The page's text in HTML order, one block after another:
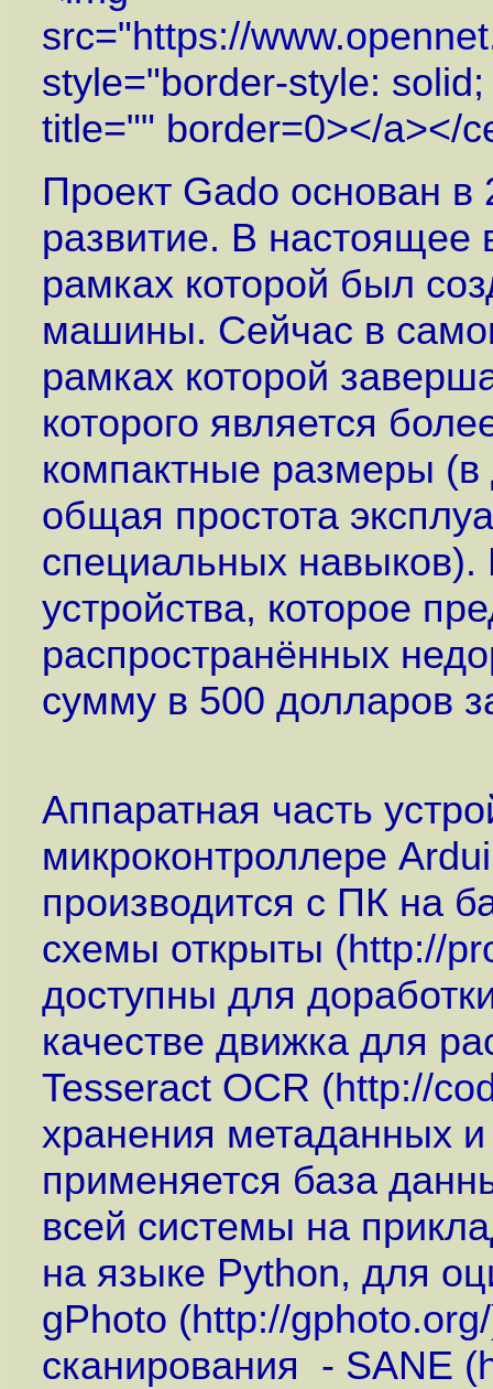
src="https://
style="border-style:
title="" border=0></a></
Проект Gado основан в
развитие. В
рамках которой был
машины. Сейчас в
рамках которой
которого является
компактные размеры (в
общая простота
специальных навыков).
устройства, которое
распространённых
сумму в 500 долларов
Аппаратная часть
микроконтроллере
производится с ПК на
схемы открыты (http://
доступны для
качестве движка для
Tesseract OCR (http://
хранения метаданных
применяется база
всей системы на
на языке Python, для
gPhoto (http://gphoto.org
сканирования - SANE (